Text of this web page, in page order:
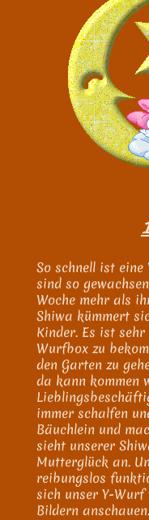
So schnell ist eine
sind so
Woche mehr als
Shiwa kümmert
Kinder. Es ist
Wurfbox zu
den Garten zu
da kann kommen
immer schalfen
Bäuchlein und
sieht unserer
Mutterglück an.
reibungslos
sich unser Y-
Bildern anschauen.